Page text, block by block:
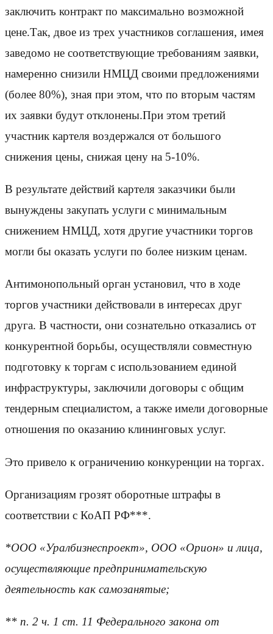
заключить контракт по максимально возможной
цене.Так, двое из трех участников соглашения, имея
заведомо не соответствующие требованиям заявки,
намеренно снизили НМЦД своими предложениями
(более 80%), зная при этом, что по вторым частям
их заявки будут отклонены.При этом третий
участник картеля воздержался от большого
снижения цены, снижая цену на 5-10%.
В результате действий картеля заказчики были
вынуждены закупать услуги с минимальным
снижением НМЦД, хотя другие участники торгов
могли бы оказать услуги по более низким ценам.
Антимонопольный орган установил, что в ходе
торгов участники действовали в интересах друг
друга. В частности, они сознательно отказались от
конкурентной борьбы, осуществляли совместную
подготовку к торгам с использованием единой
инфраструктуры, заключили договоры с общим
тендерным специалистом, а также имели договорные
отношения по оказанию клининговых услуг.
Это привело к ограничению конкуренции на торгах.
Организациям грозят оборотные штрафы в
соответствии с КоАП РФ***.
*ООО «Уралбизнеспроект», ООО «Орион» и лица,
осуществляющие предпринимательскую
деятельность как самозанятые;
** п. 2 ч. 1 ст. 11 Федерального закона от